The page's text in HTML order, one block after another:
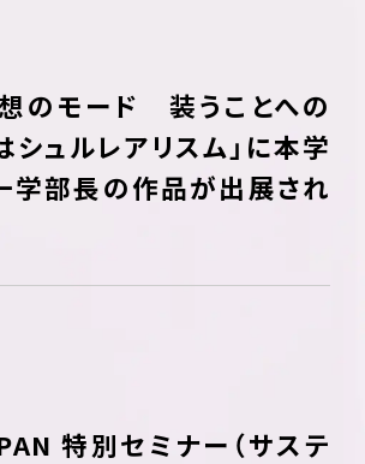
のモード 装うことへの
シュルレアリスム」に本学
学部長の作品が出展され
特別セミナー（サステ